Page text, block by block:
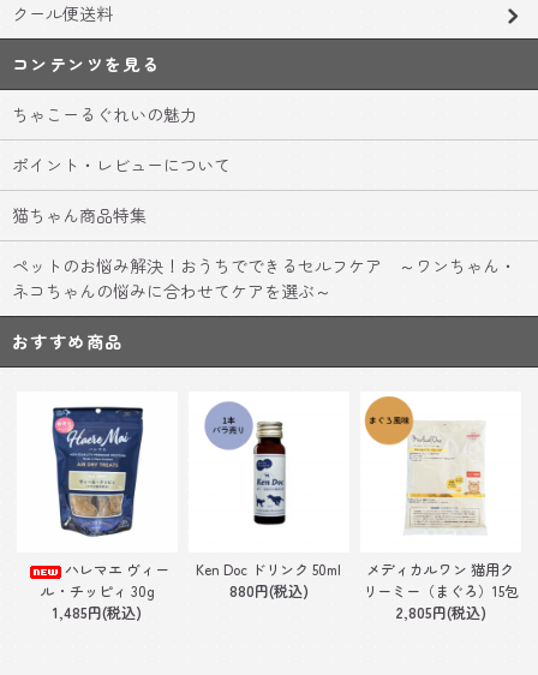
クール便送料
コンテンツを見る
ちゃこーるぐれいの魅力
ポイント・レビューについて
猫ちゃん商品特集
ペットのお悩み解決！おうちでできるセルフケア ～ワンちゃん・
ネコちゃんの悩みに合わせてケアを選ぶ～
おすすめ商品
ハレマエ ヴィー
ル・チッピィ 30g
1,485円(税込)
Ken Doc ドリンク 50ml
880円(税込)
メディカルワン 猫用ク
リーミー（まぐろ）15包
2,805円(税込)